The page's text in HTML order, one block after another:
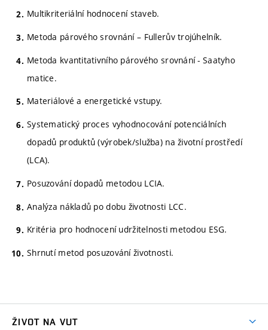
Multikriteriální hodnocení staveb.
Metoda párového srovnání – Fullerův trojúhelník.
Metoda kvantitativního párového srovnání - Saatyho
matice.
Materiálové a energetické vstupy.
Systematický proces vyhodnocování potenciálních
dopadů produktů (výrobek/služba) na životní prostředí
(LCA).
Posuzování dopadů metodou LCIA.
Analýza nákladů po dobu životnosti LCC.
Kritéria pro hodnocení udržitelnosti metodou ESG.
Shrnutí metod posuzování životnosti.
ŽIVOT NA VUT